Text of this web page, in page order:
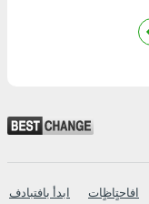
ابدأ بافتبادف افاحتٍاظٍات